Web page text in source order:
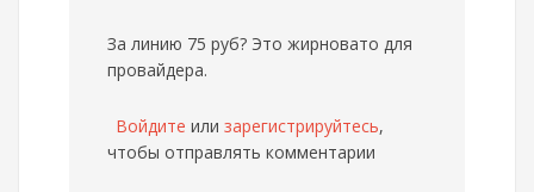
За линию 75 руб? Это жирновато для
провайдера.
Войдите или зарегистрируйтесь,
чтобы отправлять комментарии